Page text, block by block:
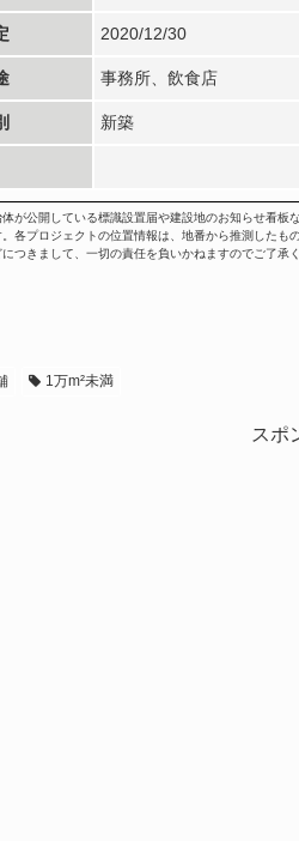
2020/12/30
事務所、飲食店
新築
が公開している標識設置届や建設地のお知らせ看
各プロジェクトの位置情報は、地番から推測した
つきまして、一切の責任を負いかねますのでご了承
1万m²未満
スポ